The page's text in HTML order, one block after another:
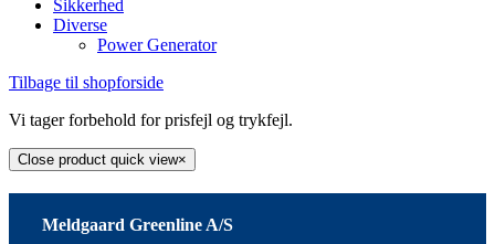
Sikkerhed
Diverse
Power Generator
Tilbage til shopforside
Vi tager forbehold for prisfejl og trykfejl.
Close product quick view×
Meldgaard Greenline A/S